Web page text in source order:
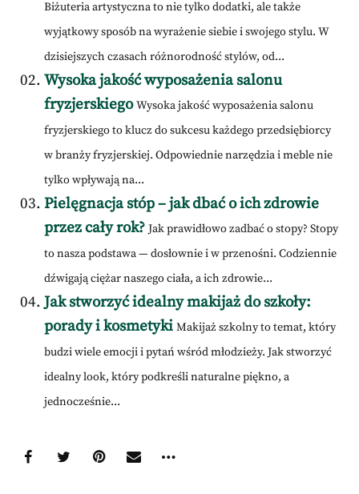
Biżuteria artystyczna to nie tylko dodatki, ale także
wyjątkowy sposób na wyrażenie siebie i swojego stylu. W
dzisiejszych czasach różnorodność stylów, od...
Wysoka jakość wyposażenia salonu
fryzjerskiego Wysoka jakość wyposażenia salonu
fryzjerskiego to klucz do sukcesu każdego przedsiębiorcy
w branży fryzjerskiej. Odpowiednie narzędzia i meble nie
tylko wpływają na...
Pielęgnacja stóp – jak dbać o ich zdrowie
przez cały rok? Jak prawidłowo zadbać o stopy? Stopy
to nasza podstawa — dosłownie i w przenośni. Codziennie
dźwigają ciężar naszego ciała, a ich zdrowie...
Jak stworzyć idealny makijaż do szkoły:
porady i kosmetyki Makijaż szkolny to temat, który
budzi wiele emocji i pytań wśród młodzieży. Jak stworzyć
idealny look, który podkreśli naturalne piękno, a
jednocześnie...